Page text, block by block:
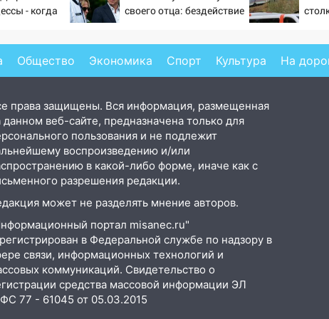
- когда
своего отца: бездействие
Общество Экономика Спорт Культура На
права защищены. Вся информация, размещенная
данном веб-сайте, предназначена только для
пользования и не подлежит
воспроизведению и/или
в какой-либо форме, иначе как с
разрешения редакции.
может не разделять мнение авторов.
портал misanec.ru"
в Федеральной службе по надзору в
связи, информационных технологий и
коммуникаций. Свидетельство о
средства массовой информации ЭЛ
77 - 61045 от 05.03.2015